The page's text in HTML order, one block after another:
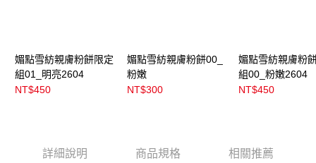
媚點雪紡親膚粉餅限定
組01_明亮2604
NT$450
媚點雪紡親膚粉餅00_
粉嫩
NT$300
媚點雪紡親膚粉
組00_粉嫩2604
NT$450
詳細說明 商品規格 相關推薦